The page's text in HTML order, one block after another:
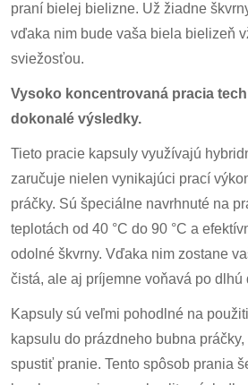
praní bielej bielizne. Už žiadne
vďaka nim bude vaša biela bielizeň
sviežosťou.
Vysoko koncentrovaná pracia
dokonalé výsledky.
Tieto pracie kapsuly využívajú
zaručuje nielen vynikajúci prací
práčky. Sú špeciálne navrhnuté na
teplotách od 40 °C do 90 °C a
odolné škvrny. Vďaka nim zostane
čistá, ale aj príjemne voňavá po dlhú
Kapsuly sú veľmi pohodlné na
kapsulu do prázdneho bubna
spustiť pranie. Tento spôsob prania